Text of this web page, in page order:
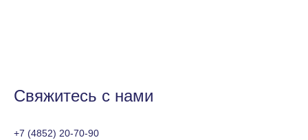
Свяжитесь с нами
+7 (4852) 20-70-90